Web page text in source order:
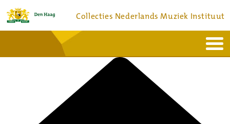
Collecties Nederlands Muziek Instituut
Bronnen en collecties